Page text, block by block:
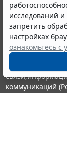
исследований
запретить
настройках
ознакомьтесь с
© ООО "НПП
выпускается с
являются
информации
Портал
издания
коммуникаций